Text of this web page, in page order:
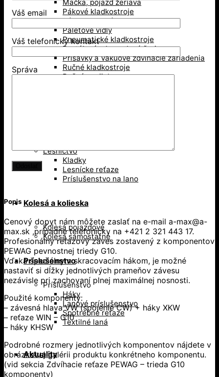
Mačka, pojazd žeriava
Pákové kladkostroje
Pákove lanové hupcuky
Paletové vidly
Pneumatické kladkostroje
Portálové a konzolové žeriavy
Prísavky a Vakuové zdvíhacie zariadenia
Ručné kladkostroje
Ručné navijaky
Lesníctvo
Kladky
Lesnícke reťaze
Príslušenstvo na lano
Kolesá a kolieska
Kolesá pojazdové
Kolesá samostatné
Príslušenstvo
Príslušenstvo
Háky
Lanové príslušenstvo
Spotrebné reťaze
Textilné laná
Aktuality
Váš email
Váš telefonický kontakt
Správa
Popis
Cenový dopyt nám môžete zaslať na e-mail a-max@a-
max.sk ,prípadne telefonicky na +421 2 321 443 17.
Profesionálny reťazový záves zostavený z komponentov
PEWAG pevnostnej triedy G10.
Vďaka špeciálnym skracovacím hákom, je možné
nastaviť si dĺžky jednotlivých prameňov závesu
nezávisle pri zachovaní plnej maximálnej nosnosti.
Použité komponenty:
– závesná hlava VW (spojenie CW) + háky XKW
– reťaze WIN – G10
– háky KHSW
Podrobné rozmery jednotlivých komponentov nájdete v
obrázkovej galérii produktu konkrétneho komponentu.
(vid sekcia Zdvíhacie reťaze PEWAG – trieda G10
komponenty)